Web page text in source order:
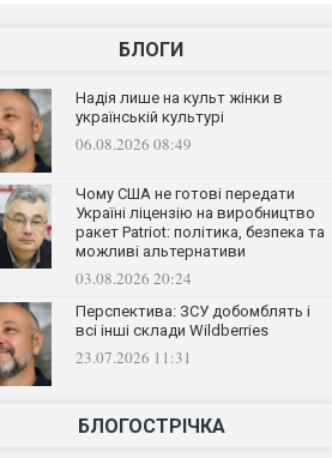
БЛОГИ
Надія лише на культ жінки в
українській культурі
06.08.2026 08:49
Чому США не готові передати
Україні ліцензію на виробництво
ракет Patriot: політика, безпека та
можливі альтернативи
03.08.2026 20:24
Перспектива: ЗСУ добомблять і
всі інші склади Wildberries
23.07.2026 11:31
БЛОГОСТРІЧКА